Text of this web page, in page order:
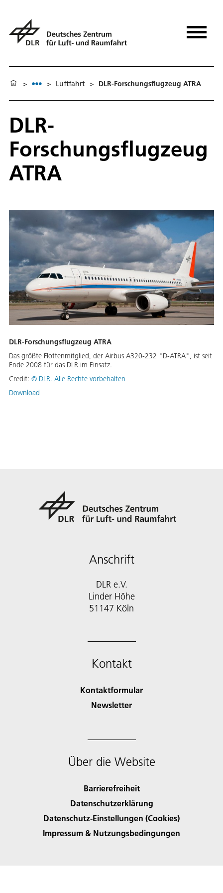
> > Luftfahrt > DLR-Forschungsflugzeug ATRA
DLR-
Forschungsflugzeug
ATRA
DLR-Forschungsflugzeug ATRA
Das größte Flottenmitglied, der Airbus A320-232 "D-ATRA", ist seit
Ende 2008 für das DLR im Einsatz.
Credit: © DLR. Alle Rechte vorbehalten
Download
Anschrift
DLR e.V.
Linder Höhe
51147 Köln
Kontakt
Kontaktformular
Newsletter
Über die Website
Barrierefreiheit
Datenschutzerklärung
Datenschutz-Einstellungen (Cookies)
Impressum & Nutzungsbedingungen